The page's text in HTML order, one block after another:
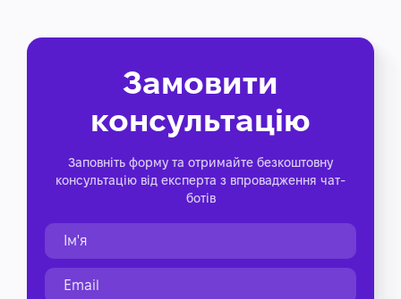
Замовити
консультацію
Заповніть форму та отримайте безкоштовну
консультацію від експерта з впровадження чат-
ботів